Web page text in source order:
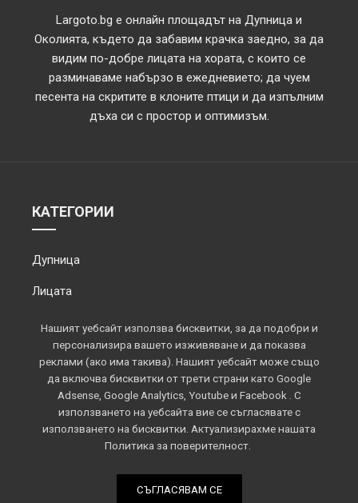
Нашият уебсайт използва бисквитки, за да подобри и
персонализира вашето изживяване и да показва
реклами (ако има такива). Нашият уебсайт може също
да включва бисквитки от трети страни като Google
Adsense, Google Analytics, Youtube и Facebook . С
използването на уебсайта вие се съгласявате с
използването на бисквитки. Актуализирахме нашата
Политика за поверителност.
СЪГЛАСЯВАМ СЕ
Largoto.bg е онлайн площадът на Дупница и
Околията, където да забавим крачка заедно, за да
видим по-добре лицата на хората, с които се
разминаваме набързо в ежедневието; да чуем
песента на скритите в клоните птици и да изпълним
дъха си с простор и оптимизъм.
КАТЕГОРИИ
Дупница
Лицата
Обектив
Околията
Площадът
Спорт
Всички права запазени © 2022